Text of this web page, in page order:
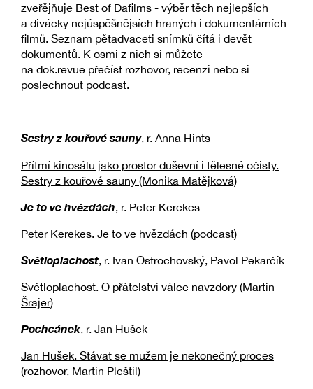
zveřějňuje Best of Dafilms - výběr těch nejlepších
a divácky nejúspěšnějsích hraných i dokumentárních
filmů. Seznam pětadvaceti snímků čítá i devět
dokumentů. K osmi z nich si můžete
na dok.revue přečíst rozhovor, recenzi nebo si
poslechnout podcast.
Sestry z kouřové sauny, r. Anna Hints
Přítmí kinosálu jako prostor duševní i tělesné očisty.
Sestry z kouřové sauny (Monika Matějková)
Je to ve hvězdách, r. Peter Kerekes
Peter Kerekes. Je to ve hvězdách (podcast)
Světloplachost, r. Ivan Ostrochovský, Pavol Pekarčík
Světloplachost. O přátelství válce navzdory (Martin
Šrajer)
Pochcánek, r. Jan Hušek
Jan Hušek. Stávat se mužem je nekonečný proces
(rozhovor, Martin Pleštil)